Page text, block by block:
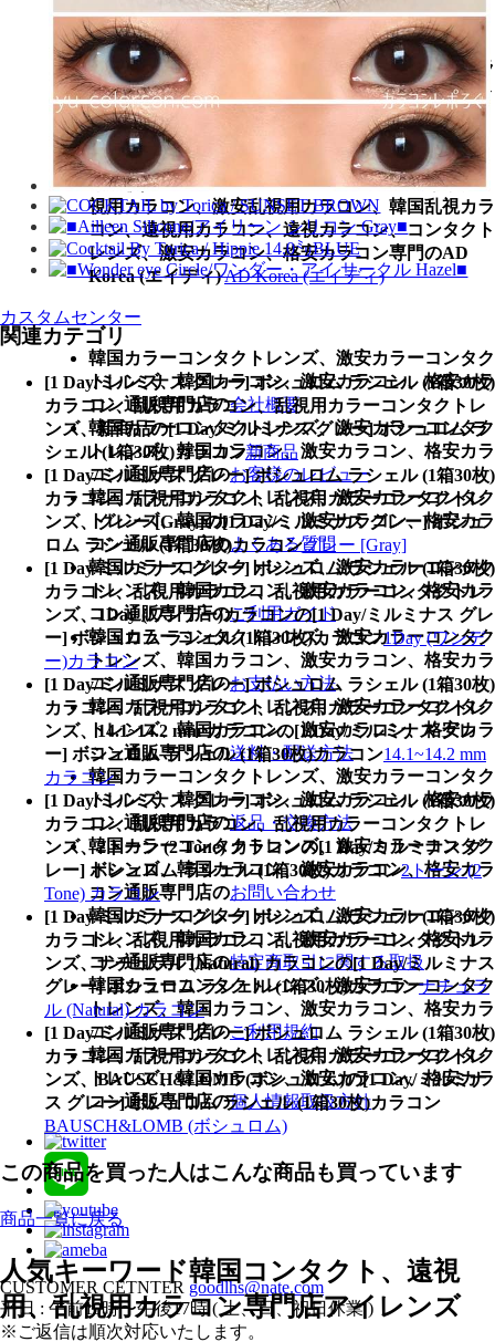
[1 Day/ミルミナス グレー] ボシュロム ラシェル (1
箱30枚)、乱視用カラコン、乱視カラコン、格安乱
視用カラコン、激安乱視用カラコン、韓国乱視カラ
コン、遠視用カラコン、遠視カラコン、コンタクト
レンズ、激安カラコン、格安カラコン専門の
Migwang (ミグァン)
Migwang (ミグァン)
[1 Day/ミルミナス グレー] ボシュロム ラシェル (1
箱30枚)、乱視用カラコン、乱視カラコン、格安乱
視用カラコン、激安乱視用カラコン、韓国乱視カラ
コン、遠視用カラコン、遠視カラコン、コンタクト
レンズ、激安カラコン、格安カラコン専門のAD
Korea (エイディ)AD Korea (エイディ)
カスタムセンター
韓国カラーコンタクトレンズ、激安カラーコンタク
トレンズ、韓国カラコン、激安カラコン、格安カラ
コン通販専門店の会社概要
韓国カラーコンタクトレンズ、激安カラーコンタク
トレンズ、韓国カラコン、激安カラコン、格安カラ
コン通販専門店のお客様のレビュー
韓国カラーコンタクトレンズ、激安カラーコンタク
トレンズ、韓国カラコン、激安カラコン、格安カラ
コン通販専門店のよくある質問
韓国カラーコンタクトレンズ、激安カラーコンタク
トレンズ、韓国カラコン、激安カラコン、格安カラ
コン通販専門店のご利用ガイド
韓国カラーコンタクトレンズ、激安カラーコンタク
トレンズ、韓国カラコン、激安カラコン、格安カラ
コン通販専門店のお支払い方法
韓国カラーコンタクトレンズ、激安カラーコンタク
トレンズ、韓国カラコン、激安カラコン、格安カラ
コン通販専門店の送料・配送方法
韓国カラーコンタクトレンズ、激安カラーコンタク
トレンズ、韓国カラコン、激安カラコン、格安カラ
コン通販専門店の返品・交換方法
韓国カラーコンタクトレンズ、激安カラーコンタク
トレンズ、韓国カラコン、激安カラコン、格安カラ
コン通販専門店のお問い合わせ
韓国カラーコンタクトレンズ、激安カラーコンタク
トレンズ、韓国カラコン、激安カラコン、格安カラ
コン通販専門店の特定商取引に関する取扱
韓国カラーコンタクトレンズ、激安カラーコンタク
トレンズ、韓国カラコン、激安カラコン、格安カラ
コン通販専門店のご利用規約
韓国カラーコンタクトレンズ、激安カラーコンタク
トレンズ、韓国カラコン、激安カラコン、格安カラ
コン通販専門店の個人情報取扱方針
CUSTOMER CETNTER goodlhs@nate.com
平日 : 午前10時〜午後17時 ( 土、日、祝日休業 )
※ご返信は順次対応いたします。
関連カテゴリ
[1 Day/ミルミナス グレー] ボシュロム ラシェル (1箱30枚)
カラコン、乱視用カラコン、乱視用カラーコンタクトレ
ンズ、新商品の[1 Day/ミルミナス グレー] ボシュロム ラ
シェル (1箱30枚)カラコン新商品
[1 Day/ミルミナス グレー] ボシュロム ラシェル (1箱30枚)
カラコン、乱視用カラコン、乱視用カラーコンタクトレ
ンズ、グレー [Gray]の[1 Day/ミルミナス グレー] ボシュ
ロム ラシェル (1箱30枚)カラコングレー [Gray]
[1 Day/ミルミナス グレー] ボシュロム ラシェル (1箱30枚)
カラコン、乱視用カラコン、乱視用カラーコンタクトレ
ンズ、1Day (ワンデー)カラコンの[1 Day/ミルミナス グレ
ー] ボシュロム ラシェル (1箱30枚)カラコン1Day (ワンデ
ー)カラコン
[1 Day/ミルミナス グレー] ボシュロム ラシェル (1箱30枚)
カラコン、乱視用カラコン、乱視用カラーコンタクトレ
ンズ、14.1~14.2 mm カラコンの[1 Day/ミルミナス グレ
ー] ボシュロム ラシェル (1箱30枚)カラコン14.1~14.2 mm
カラコン
[1 Day/ミルミナス グレー] ボシュロム ラシェル (1箱30枚)
カラコン、乱視用カラコン、乱視用カラーコンタクトレ
ンズ、2トーン (2 Tone) カラコンの[1 Day/ミルミナス グ
レー] ボシュロム ラシェル (1箱30枚)カラコン2トーン (2
Tone) カラコン
[1 Day/ミルミナス グレー] ボシュロム ラシェル (1箱30枚)
カラコン、乱視用カラコン、乱視用カラーコンタクトレ
ンズ、ナチュラル (Natural) カラコンの[1 Day/ミルミナス
グレー] ボシュロム ラシェル (1箱30枚)カラコンナチュラ
ル (Natural) カラコン
[1 Day/ミルミナス グレー] ボシュロム ラシェル (1箱30枚)
カラコン、乱視用カラコン、乱視用カラーコンタクトレ
ンズ、BAUSCH&LOMB (ボシュロム)の[1 Day/ミルミナ
ス グレー] ボシュロム ラシェル (1箱30枚)カラコン
BAUSCH&LOMB (ボシュロム)
この商品を買った人はこんな商品も買っています
商品一覧に戻る
人気キーワード韓国コンタクト、遠視
用、乱視用カラコン専門店アイレンズ